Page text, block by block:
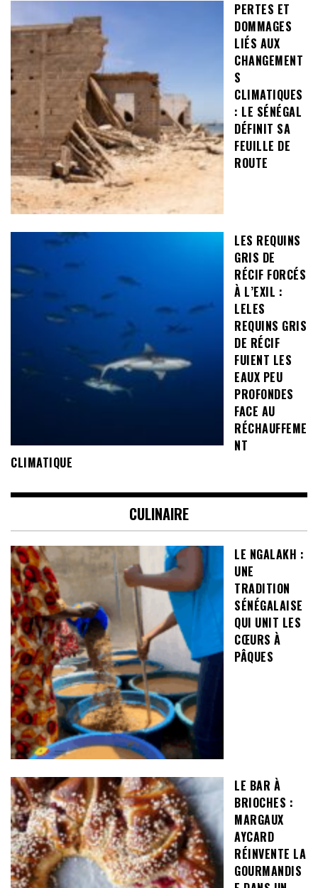
PERTES ET
DOMMAGES
LIÉS AUX
CHANGEMENT
S
CLIMATIQUES
: LE SÉNÉGAL
DÉFINIT SA
FEUILLE DE
ROUTE
LES REQUINS
GRIS DE
RÉCIF FORCÉS
À L’EXIL :
LELES
REQUINS GRIS
DE RÉCIF
FUIENT LES
EAUX PEU
PROFONDES
FACE AU
RÉCHAUFFEME
NT
CLIMATIQUE
CULINAIRE
LE NGALAKH :
UNE
TRADITION
SÉNÉGALAISE
QUI UNIT LES
CŒURS À
PÂQUES
LE BAR À
BRIOCHES :
MARGAUX
AYCARD
RÉINVENTE LA
GOURMANDIS